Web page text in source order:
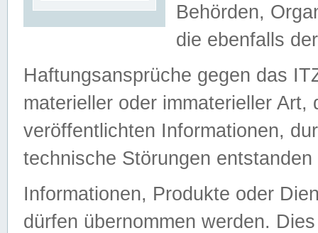
Behörden,
die ebenfalls
Haftungsansprüche gegen das
materieller oder immaterieller
veröffentlichten Informationen,
technische Störungen
Informationen, Produkte oder
dürfen übernommen werden.